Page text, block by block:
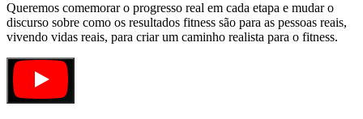
Queremos comemorar o progresso real em cada etapa e mudar o
discurso sobre como os resultados fitness são para as pessoas reais,
vivendo vidas reais, para criar um caminho realista para o fitness.